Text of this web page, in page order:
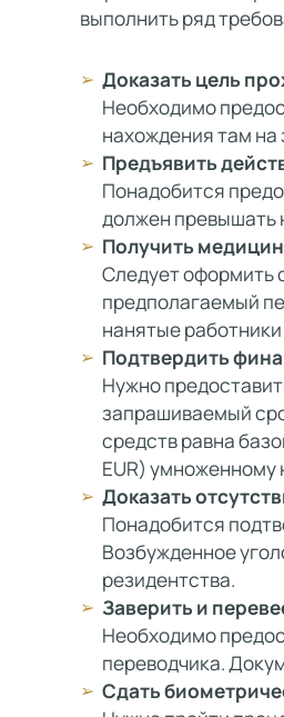
выполнить ряд
Доказать цель
Необходимо
нахождения там
Предъявить
Понадобится
должен превышать
Получить
Следует оформить
предполагаемый
нанятые
Подтвердить
Нужно
запрашиваемый
средств равна
EUR) умноженному
Доказать
Понадобится
Возбужденное
резидентства.
Заверить и
Необходимо
переводчика.
Сдать